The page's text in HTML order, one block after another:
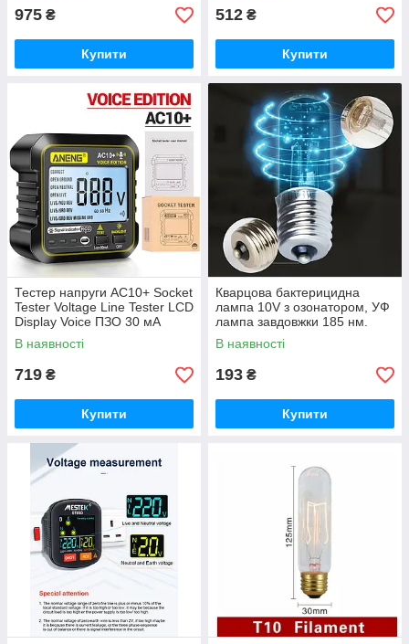
975 ₴
Купити
512 ₴
Купити
Тестер напруги AC10+ Socket
Tester Voltage Line Tester LCD
Display Voice ПЗО 30 мА
В наявності
719 ₴
Купити
Кварцова бактерицидна
лампа 10V з озонатором, УФ
лампа завдовжки 185 нм.
Бактерицидна УФ-лампа
спеціальна. UVC E17
В наявності
193 ₴
Купити